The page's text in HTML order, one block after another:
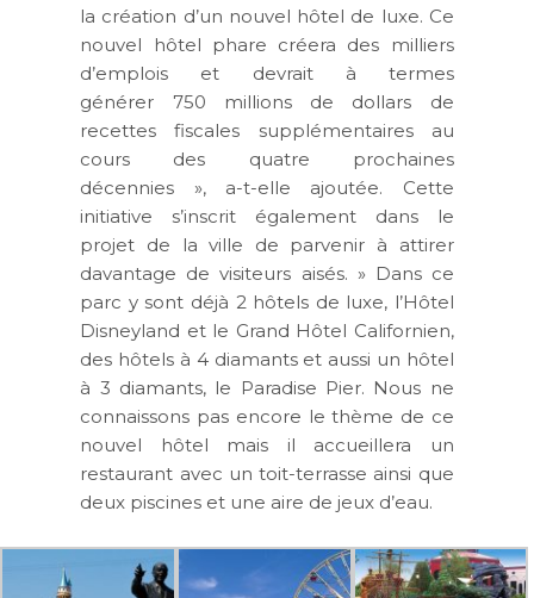
la création d’un nouvel hôtel de luxe. Ce
nouvel hôtel phare créera des
milliers
d’emplois et devrait à termes
générer 750 millions de dollars de
recettes fiscales supplémentaires au
cours des quatre prochaines
décennies », a-t-elle ajoutée. Cette
initiative s’inscrit également dans le
projet de la ville de parvenir à attirer
davantage de visiteurs aisés. » Dans ce
parc y sont déjà 2 hôtels de luxe, l’Hôtel
Disneyland et le Grand Hôtel Californien,
des hôtels à 4 diamants et aussi un hôtel
à 3 diamants, le Paradise Pier. Nous ne
connaissons pas encore le thème de ce
nouvel hôtel mais il accueillera un
restaurant avec un toit-terrasse ainsi que
deux piscines et une aire de jeux d’eau.